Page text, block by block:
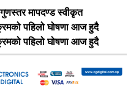
मापदण्ड स्वीकृत
पहिलो घोषणा आज हुदै
पहिलो घोषणा आज हुदै